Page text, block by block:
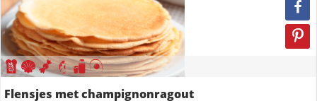
Flensjes met champignonragout